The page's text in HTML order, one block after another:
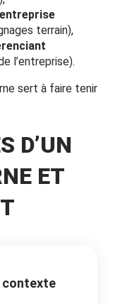
terrain),
l’entreprise).
sert à faire tenir
D’UN
ET
contexte